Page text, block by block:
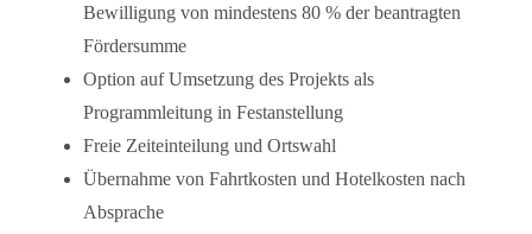
Bewilligung von mindestens 80 % der beantragten
Fördersumme
Option auf Umsetzung des Projekts als
Programmleitung in Festanstellung
Freie Zeiteinteilung und Ortswahl
Übernahme von Fahrtkosten und Hotelkosten nach
Absprache